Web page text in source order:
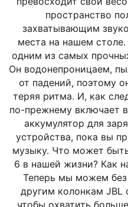
пространство
захватывающим
места на нашем
одним из самых
Он водонепроницаем,
от падений, поэтому
теряя ритма. И, как
по-прежнему включает
аккумулятор для
устройства, пока вы
музыку. Что может
6 в нашей жизни? Как
Теперь мы можем без
другим колонкам JBL
чтобы охватить